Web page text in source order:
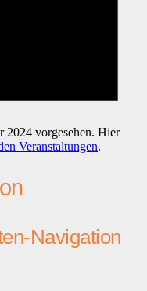
2024 vorgesehen. Hier
Veranstaltungen.
Navigation